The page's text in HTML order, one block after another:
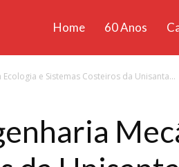
Home 60 Anos
e Sistemas Costeiros da Unisanta...